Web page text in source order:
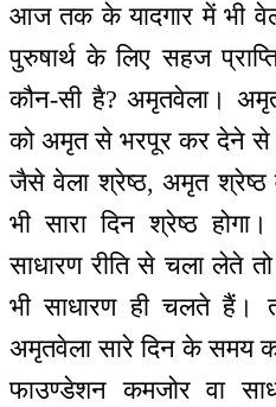
आज तक के यादगार में भी
पुरुषार्थ के लिए सहज
कौन-सी है? अमृतवेला।
को अमृत से भरपूर कर देने से
जैसे वेला श्रेष्ठ, अमृत
भी सारा दिन श्रेष्ठ
साधारण रीति से चला लेते
भी साधारण ही चलते हैं।
अमृतवेला सारे दिन के समय
फाउण्डेशन कमजोर वा